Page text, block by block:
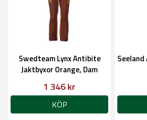
Swedteam Lynx Antibite
Jaktbyxor Orange, Dam
1 346 kr
KÖP
Seeland